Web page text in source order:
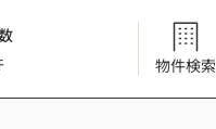
物件検索